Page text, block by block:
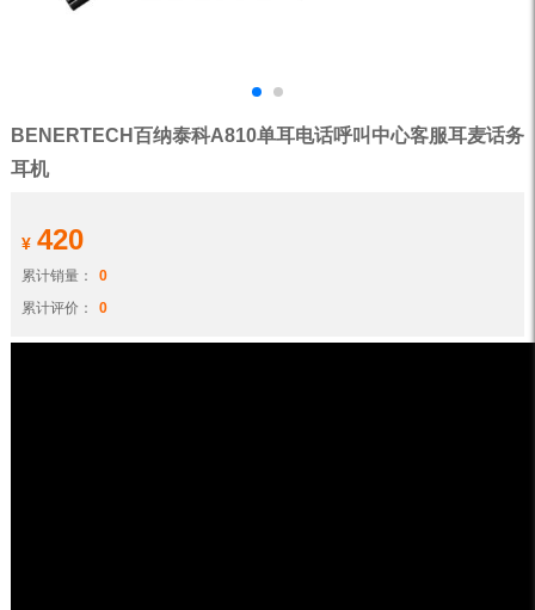
BENERTECH百纳泰科A810单耳电话呼叫中心客服耳麦话务
耳机
¥ 420
累计销量：
0
累计评价：
0